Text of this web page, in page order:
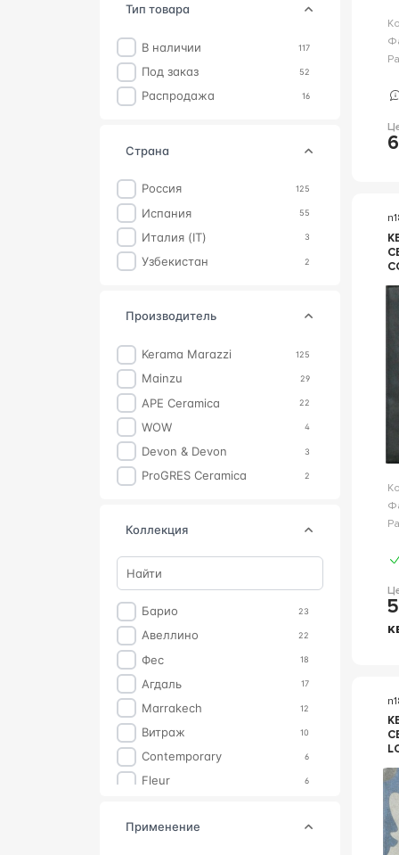
тип товара
В наличии 117
Под заказ 52
Распродажа 16
страна
Россия 125
Испания 55
Италия (IT) 3
Узбекистан 2
производитель
Kerama Marazzi 125
Mainzu 29
APE Ceramica 22
WOW 4
Devon & Devon 3
ProGRES Ceramica 2
коллекция
Барио 23
Авеллино 22
Фес 18
Агдаль 17
Marrakech 12
Витраж 10
Contemporary 6
Fleur 6
Салинас 6
применение